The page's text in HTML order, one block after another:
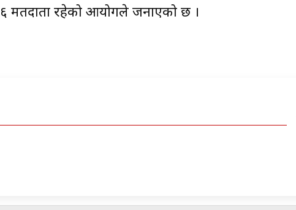
मतदाता रहेको आयोगले जनाएको छ ।